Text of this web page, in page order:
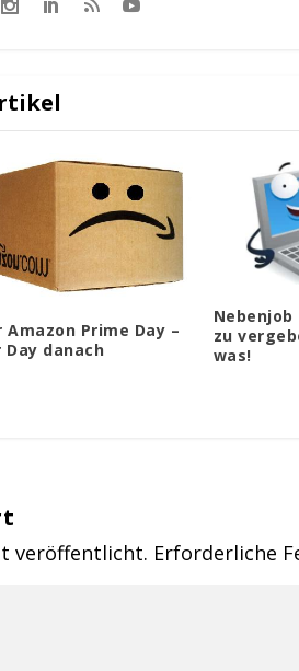
Amazon Prime Day –
Day danach
zu
was!
veröffentlicht. Erforderliche